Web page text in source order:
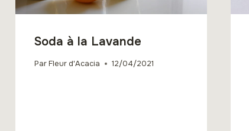
Soda à la Lavande
Par Fleur d'Acacia 12/04/2021